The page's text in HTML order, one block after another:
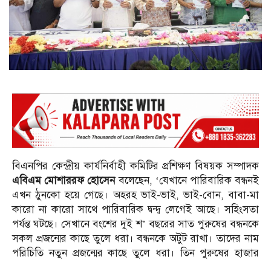
বিএনপির কেন্দ্রীয় কার্যনির্বাহী কমিটির প্রশিক্ষণ বিষয়ক সম্পাদক
এবিএম মোশাররফ হোসেনবলেছেন, ‘যেখানে পারিবারিক বন্ধনই
এখন ঠুনকো হয়ে গেছে। অহরহ ভাই-ভাই, ভাই-বোন, বাবা-মা
কারো না কারো সাথে পারিবারিক দ্বন্দ্ব লেগেই আছে। সহিংসতা
পর্যন্ত ঘটছে। সেখানে বংশের দুই শ’ বছরের সাত পুরুষের বন্ধনকে
সকল প্রজন্মের কাছে তুলে ধরা। বন্ধনকে অটুট রাখা। তাদের নাম
পরিচিতি নতুন প্রজন্মের কাছে তুলে ধরা। তিন পুরুষের হাজার